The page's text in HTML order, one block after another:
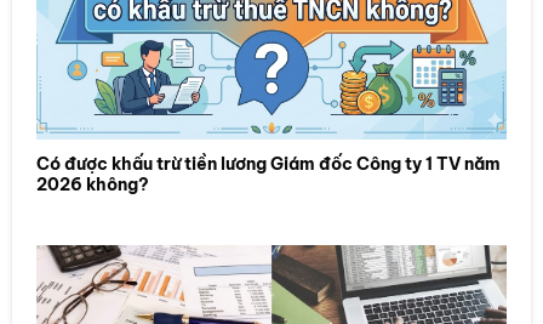
Có được khấu trừ tiền lương Giám đốc Công ty 1 TV năm
2026 không?